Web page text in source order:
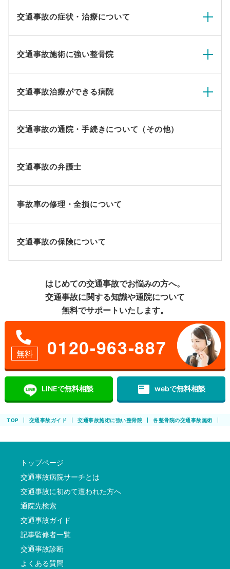
交通事故の症状・治療について
交通事故施術に強い整骨院
交通事故治療ができる病院
交通事故の通院・手続きについて（その他）
交通事故の弁護士
事故車の修理・全損について
交通事故の保険について
はじめての交通事故でお悩みの方へ。
交通事故に関する知識や通院について
無料でサポートいたします。
無料 0120-963-887
LINEで無料相談 featured_play_list webで無料相談
TOP 交通事故ガイド 交通事故施術に強い整骨院 各整骨院の交通事故施術
トップページ
交通事故病院サーチとは
交通事故に初めて遭われた方へ
通院先検索
交通事故ガイド
記事監修者一覧
交通事故診断
よくある質問